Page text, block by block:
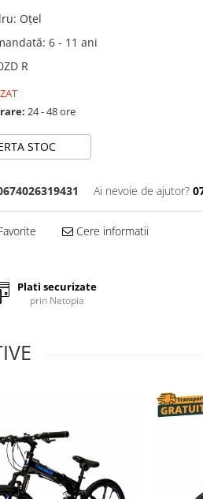
: Oțel
: 6 - 11 ani
R
24 - 48 ore
STOC
Ai nevoie de ajutor?
Cere informatii
Plati securizate
prin Netopia